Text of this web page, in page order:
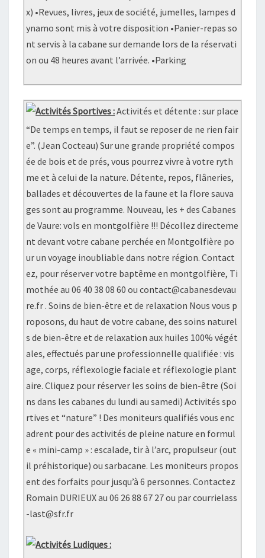
x) •Revues, livres, jeux de société, jumelles, lampes d
ynamo sont mis à votre disposition •Panier-repas so
nt servis à la cabane sur demande lors de la réservati
on ou 48 heures avant l’arrivée. •Parking
Activités Sportives :Activités et détente : sur place
“De temps en temps, il faut se reposer de ne rien fair
e”. (Jean Cocteau) Sur une grande propriété compos
ée de bois et de prés, vous pourrez vivre à votre ryth
me et à celui de la nature. Détente, repos, flâneries,
ballades et découvertes de la faune et la flore sauva
ges sont au programme. Nouveau, les + des Cabanes
de Vaure: vols en montgolfière !!! Décollez directeme
nt devant votre cabane perchée en Montgolfière po
ur un voyage inoubliable dans notre région. Contact
ez, pour réserver votre baptême en montgolfière, Ti
mothée au 06 40 38 08 60 ou contact@cabanesdevau
re.fr . Soins de bien-être et de relaxation Nous vous p
roposons, du haut de votre cabane, des soins naturel
s de bien-être et de relaxation aux huiles 100% végét
ales, effectués par une professionnelle qualifiée : vis
age, corps, réflexologie faciale et réflexologie plant
aire. Cliquez pour réserver les soins de bien-être (Soi
ns dans les cabanes du lundi au samedi) Activités spo
rtives et “nature” ! Des moniteurs qualifiés vous enc
adrent pour des activités de pleine nature en formul
e « mini-camp » : escalade, tir à l’arc, propulseur (out
il préhistorique) ou sarbacane. Les moniteurs propos
ent des forfaits pour jusqu’à 6 personnes. Contactez
Romain DURIEUX au 06 26 88 67 27 ou par courrielass
-last@sfr.fr
Activités Ludiques :